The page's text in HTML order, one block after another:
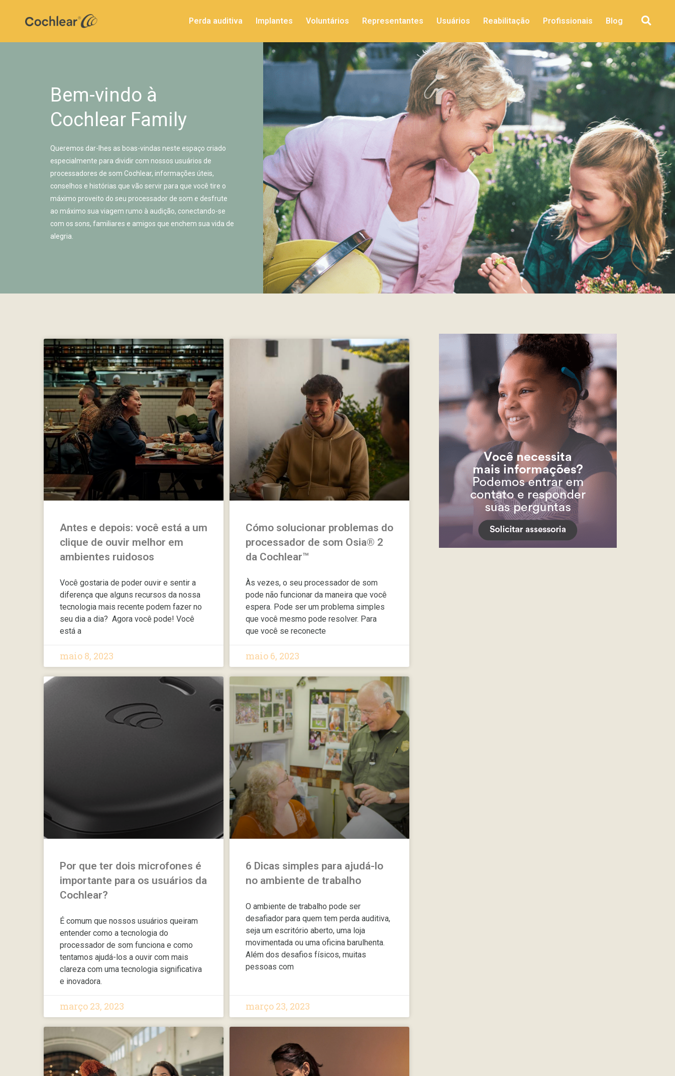
Perda auditiva Implantes Voluntários Representantes Usuários Reabilitação Profissionais Blog
Bem-vindo à
Cochlear Family
Queremos dar-lhes as boas-vindas neste espaço criado
especialmente para dividir com nossos usuários de
processadores de som Cochlear, informações úteis,
conselhos e histórias que vão servir para que você tire o
máximo proveito do seu processador de som e desfrute
ao máximo sua viagem rumo à audição, conectando-se
com os sons, familiares e amigos que enchem sua vida de
alegria.
Antes e depois: você está a um
clique de ouvir melhor em
ambientes ruidosos
Você gostaria de poder ouvir e sentir a
diferença que alguns recursos da nossa
tecnologia mais recente podem fazer no
seu dia a dia? Agora você pode! Você
está a
maio 8, 2023
Cómo solucionar problemas do
processador de som Osia® 2
da Cochlear™
Às vezes, o seu processador de som
pode não funcionar da maneira que você
espera. Pode ser um problema simples
que você mesmo pode resolver. Para
que você se reconecte
maio 6, 2023
Por que ter dois microfones é
importante para os usuários da
Cochlear?
É comum que nossos usuários queiram
entender como a tecnologia do
processador de som funciona e como
tentamos ajudá-los a ouvir com mais
clareza com uma tecnologia significativa
e inovadora.
março 23, 2023
6 Dicas simples para ajudá-lo
no ambiente de trabalho
O ambiente de trabalho pode ser
desafiador para quem tem perda auditiva,
seja um escritório aberto, uma loja
movimentada ou uma oficina barulhenta.
Além dos desafios físicos, muitas
pessoas com
março 23, 2023